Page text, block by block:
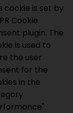
cookie is set by
Cookie
plugin. The
is used to
the user
for the
in the